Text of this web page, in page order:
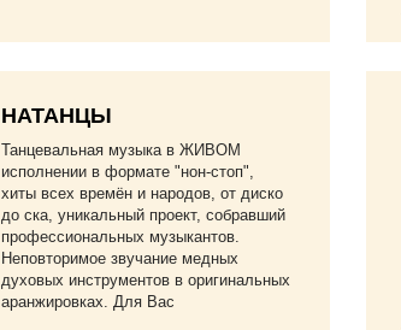
НАТАНЦЫ
Танцевальная музыка в ЖИВОМ
исполнении в формате "нон-стоп",
хиты всех времён и народов, от диско
до ска, уникальный проект, собравший
профессиональных музыкантов.
Неповторимое звучание медных
духовых инструментов в оригинальных
аранжировках. Для Вас